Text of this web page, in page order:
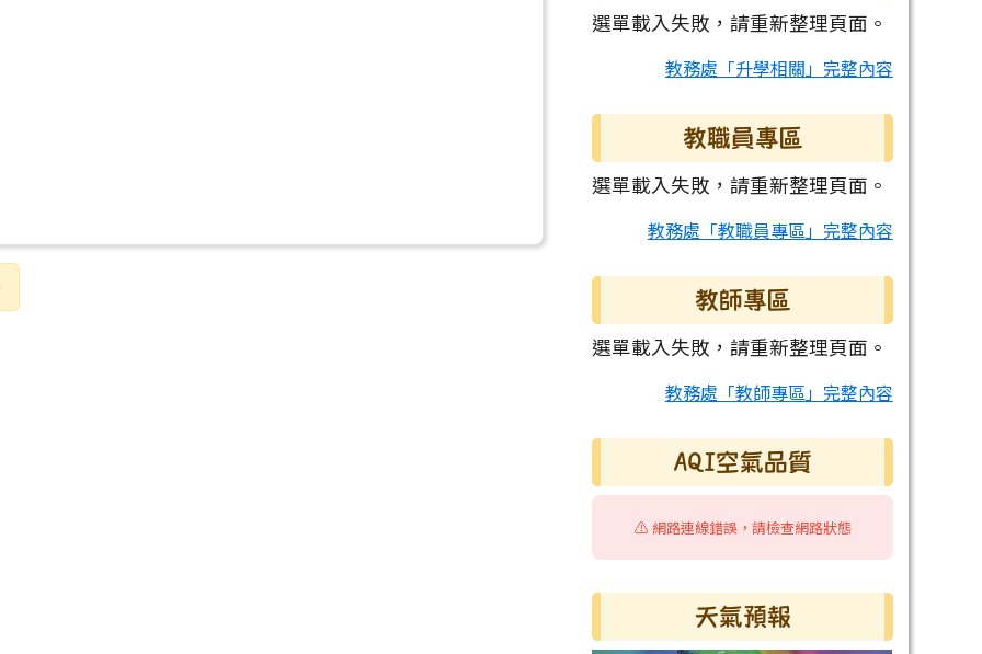
選單載入失敗，請重新整理頁面。
教務處「升學相關」完整內容
教職員專區
選單載入失敗，請重新整理頁面。
教務處「教職員專區」完整內容
教師專區
選單載入失敗，請重新整理頁面。
教務處「教師專區」完整內容
AQI空氣品質
⚠️ 網路連線錯誤，請檢查網路狀態
天氣預報